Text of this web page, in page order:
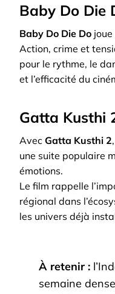
Baby Do Die
Baby Do Die Do
Action, crime et
pour le rythme, le
et l’efficacité du
Gatta Kusthi
Avec Gatta Kusthi 2
une suite populaire
émotions.
Le film rappelle
régional dans
les univers déjà
À retenir :
semaine